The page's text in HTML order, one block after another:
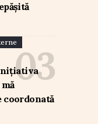
coordonată